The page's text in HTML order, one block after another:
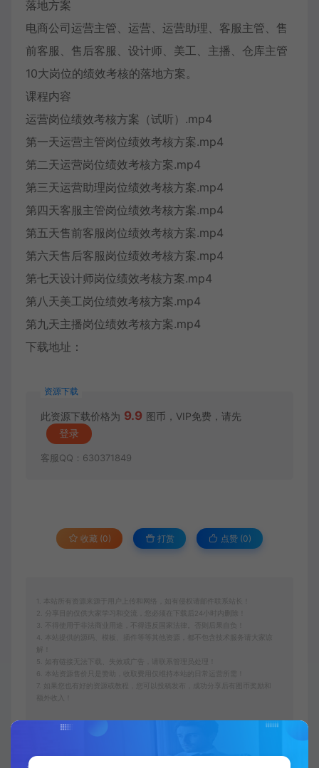
落地方案
电商公司运营主管、运营、运营助理、客服主管、售
前客服、售后客服、设计师、美工、主播、仓库主管
10大岗位的绩效考核的落地方案。
课程内容
运营岗位绩效考核方案（试听）.mp4
第一天运营主管岗位绩效考核方案.mp4
第二天运营岗位绩效考核方案.mp4
第三天运营助理岗位绩效考核方案.mp4
第四天客服主管岗位绩效考核方案.mp4
第五天售前客服岗位绩效考核方案.mp4
第六天售后客服岗位绩效考核方案.mp4
第七天设计师岗位绩效考核方案.mp4
第八天美工岗位绩效考核方案.mp4
第九天主播岗位绩效考核方案.mp4
下载地址：
资源下载
此资源下载价格为 9.9 图币，VIP免费，请先
登录
客服QQ：630371849
收藏 (0) 打赏 点赞 (0)
1. 本站所有资源来源于用户上传和网络，如有侵权请邮件联系站长！
2. 分享目的仅供大家学习和交流，您必须在下载后24小时内删除！
3. 不得使用于非法商业用途，不得违反国家法律。否则后果自负！
4. 本站提供的源码、模板、插件等等其他资源，都不包含技术服务请大家谅
5. 如有链接无法下载、失效或广告，请联系管理员处理！
6. 本站资源售价只是赞助，收取费用仅维持本站的日常运营所需！
7. 如果您也有好的资源或教程，您可以投稿发布，成功分享后有图币奖励和
额外收入！
图图资源网 电商运营